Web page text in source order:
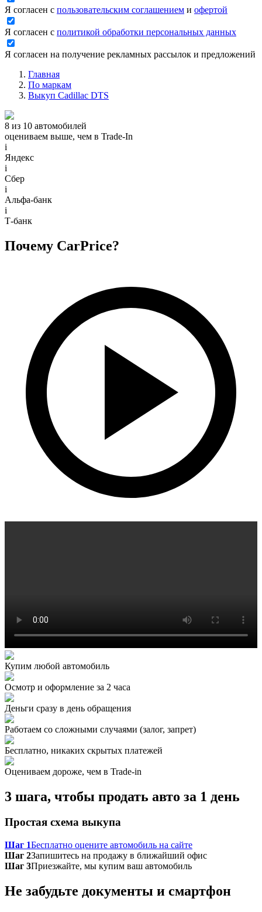
Я согласен с пользовательским соглашением и офертой
Я согласен с политикой обработки персональных данных
Я согласен на получение рекламных рассылок и предложений
Главная
По маркам
Выкуп Cadillac DTS
8 из 10 автомобилей
оцениваем выше, чем в Trade‑In
i
Яндекс
i
Сбер
i
Альфа-банк
i
Т-банк
Почему CarPrice?
Купим любой автомобиль
Осмотр и оформление за 2 часа
Деньги сразу в день обращения
Работаем со сложными случаями (залог, запрет)
Бесплатно, никаких скрытых платежей
Оцениваем дороже, чем в Trade‑in
3 шага, чтобы продать авто за 1 день
Простая схема выкупа
Шаг 1Бесплатно оцените автомобиль на сайте
Шаг 2Запишитесь на продажу в ближайший офис
Шаг 3Приезжайте, мы купим ваш автомобиль
Не забудьте документы и смартфон